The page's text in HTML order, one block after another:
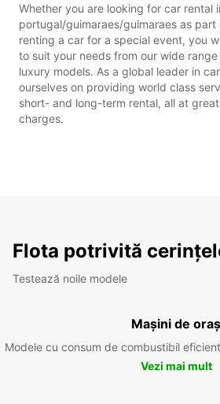
Whether you are looking for car rental
portugal/guimaraes/guimaraes as
renting a car for a special event, you
to suit your needs from our wide
luxury models. As a global leader in
ourselves on providing world class
short- and long-term rental, all at
charges.
Flota potrivită
Testează noile modele
Mașini de oraș
Modele cu consum de combustibil
Vezi mai mult